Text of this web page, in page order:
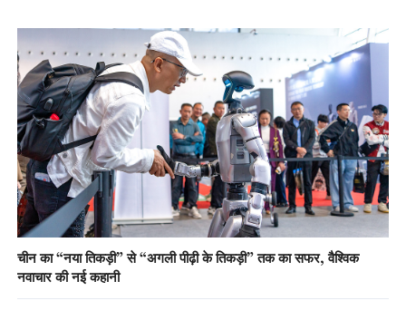
चीन का “नया तिकड़ी” से “अगली पीढ़ी के तिकड़ी” तक का सफर, वैश्विक
नवाचार की नई कहानी